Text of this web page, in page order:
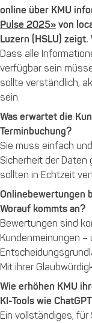
online über KMU
Pulse 2025» von
Luzern (HSLU)
Dass alle
verfügbar sein
sollte verständlich,
sein.
Was erwartet die
Terminbuchung?
Sie muss einfach
Sicherheit der Daten
sollten in Echtzeit
Onlinebewertungen
Worauf kommts an?
Bewertungen sind
Kundenmeinungen –
Mit ihrer
Wie erhöhen KMU
KI-Tools wie
Ein vollständiges,